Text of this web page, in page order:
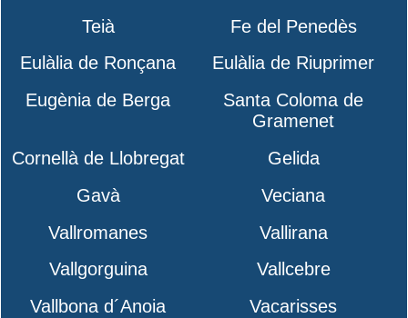
Teià
Fe del Penedès
Eulàlia de Ronçana
Eulàlia de Riuprimer
Eugènia de Berga
Santa Coloma de
Gramenet
Cornellà de Llobregat
Gelida
Gavà
Veciana
Vallromanes
Vallirana
Vallgorguina
Vallcebre
Vallbona d´Anoia
Vacarisses